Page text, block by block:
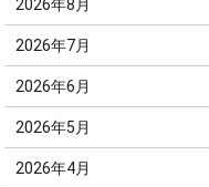
2026年8月
2026年7月
2026年6月
2026年5月
2026年4月